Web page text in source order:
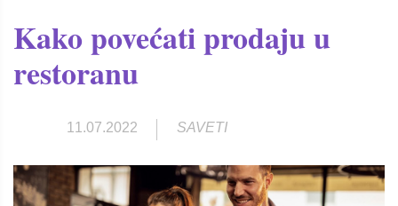
Kako povećati prodaju u
restoranu
11.07.2022 SAVETI